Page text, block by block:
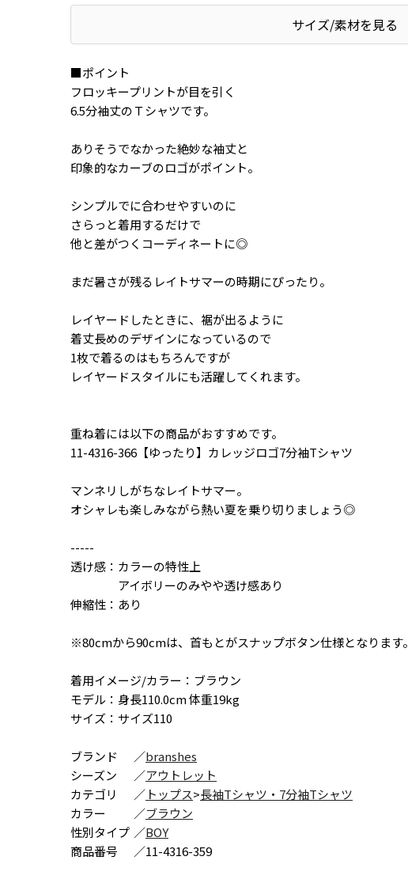
サイズ/素材を見る
■ポイント
フロッキープリントが目を引く
6.5分袖丈のＴシャツです。
ありそうでなかった絶妙な袖丈と
印象的なカーブのロゴがポイント。
シンプルでに合わせやすいのに
さらっと着用するだけで
他と差がつくコーディネートに◎
まだ暑さが残るレイトサマーの時期にぴったり。
レイヤードしたときに、裾が出るように
着丈長めのデザインになっているので
1枚で着るのはもちろんですが
レイヤードスタイルにも活躍してくれます。
重ね着には以下の商品がおすすめです。
11-4316-366【ゆったり】カレッジロゴ7分袖Tシャツ
マンネリしがちなレイトサマー。
オシャレも楽しみながら熱い夏を乗り切りましょう◎
-----
透け感：カラーの特性上
アイボリーのみやや透け感あり
伸縮性：あり
※80cmから90cmは、首もとがスナップボタン仕様となります。
着用イメージ/カラー：ブラウン
モデル：身長110.0cm 体重19kg
サイズ：サイズ110
ブランド ／branshes
シーズン
／アウトレット
カテゴリ
／ トップス>長袖Tシャツ・7分袖Tシャツ
カラー
／ブラウン
性別タイプ ／BOY
商品番号
／11-4316-359